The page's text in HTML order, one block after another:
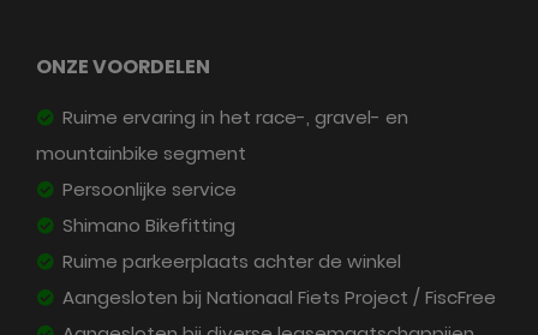
ONZE VOORDELEN
Ruime ervaring in het race-, gravel- en
mountainbike segment
Persoonlijke service
Shimano Bikefitting
Ruime parkeerplaats achter de winkel
Aangesloten bij Nationaal Fiets Project / FiscFree